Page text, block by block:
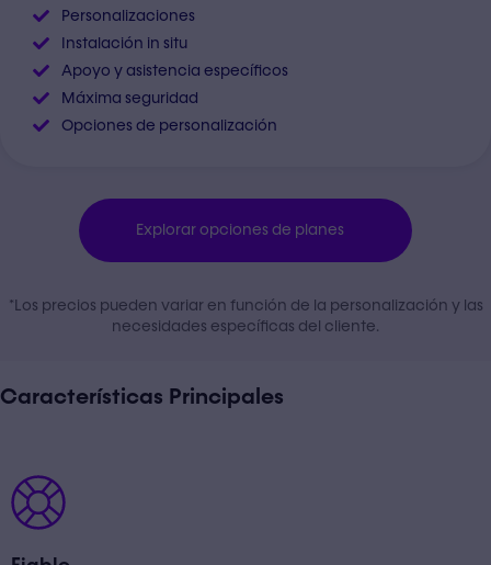
Personalizaciones
Instalación in situ
Apoyo y asistencia específicos
Máxima seguridad
Opciones de personalización
Explorar opciones de planes
*Los precios pueden variar en función de la personalización y las
necesidades específicas del cliente.
Características Principales